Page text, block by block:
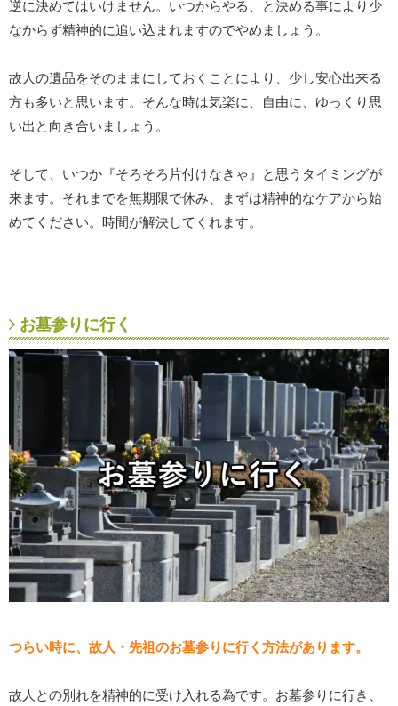
逆に決めてはいけません。いつからやる、と決める事により少
なからず精神的に追い込まれますのでやめましょう。
故人の遺品をそのままにしておくことにより、少し安心出来る
方も多いと思います。そんな時は気楽に、自由に、ゆっくり思
い出と向き合いましょう。
そして、いつか『そろそろ片付けなきゃ』と思うタイミングが
来ます。それまでを無期限で休み、まずは精神的なケアから始
めてください。時間が解決してくれます。
お墓参りに行く
つらい時に、故人・先祖のお墓参りに行く方法があります。
故人との別れを精神的に受け入れる為です。お墓参りに行き、